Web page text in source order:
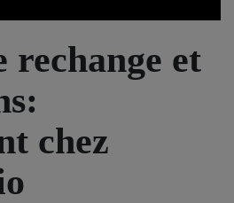
rechange et
chez